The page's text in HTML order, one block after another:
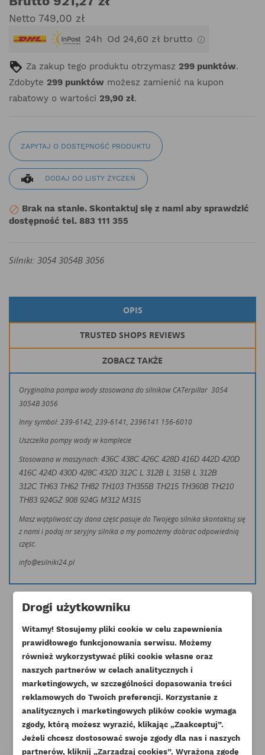
Netto 749,00 zł
24h Od 24,60 zł brutto
Za zakup tego produktu otrzymasz 299 punktów.
Zdobyte 299 punktów możesz zamienić na kupon
rabatowy o wartości 29,90 zł.
ZAPYTAJ O DOSTĘPNOŚĆ PRODUKTU
DODAJ DO LISTY ŻYCZEŃ
 Brak na stanie. Skontaktuj się z nami aby sprawdzić
dostępność tel. 883 111 355
Silniki: 3054 3054B 3056
OPIS
TRUSTED SHOPS REVIEWS
ZOBACZ TAKŻE
Oryginalna pompa wody stosowana do silników CATerpillar 3054
3054B 3056
Inny symbol: 239-6142, 239-6141, 2396141 156-6010
Uszczelka pompy wody w komplecie
Stosowana w maszynach: 436C 438C 426C 428D 416D 442D 420D
416C 424D 430D 428C 432D 312C L 312B L 315B L 312B
312C TH63 TH62 TH82 TH103 TH355B TH215 TH360B TH210
TH83 924GZ 908 924G M312 M315
Masz wątpliwość czy dana część pasuje do Twojego silnika skontaktuj się
z nami i podaj nr seryjny silnika a my pomożemy dobrać odpowiednią
część.
info@esilniki24.pl
Klienci którzy zakupili ten produkt
kupili również:
Drogi użytkowniku
Witamy! Stosujemy pliki cookie w celu zapewnienia
prawidłowego funkcjonowania serwisu. Możemy
również wykorzystywać pliki cookie własne oraz
naszych partnerów w celach analitycznych i
marketingowych, w szczególności dopasowania treści
reklamowych do Twoich preferencji. Korzystanie z
analitycznych i marketingowych plików cookie wymaga
zgody, którą możesz wyrazić, klikając „Zaakceptuj”.
Jeżeli chcesz dostosować swoje zgody dla nas i naszych
partnerów, kliknij „Zarządzaj cookies”. Wyrażoną zgodę